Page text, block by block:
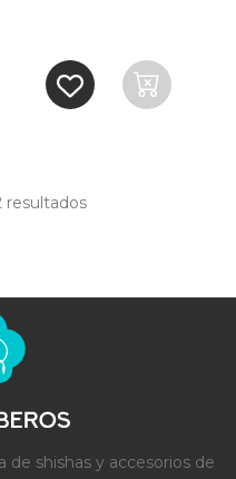
resultados
de shishas y accesorios de